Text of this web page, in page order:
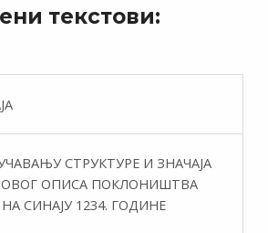
текстови:
СТРУКТУРЕ И ЗНАЧАЈА
ОПИСА ПОКЛОНИШТВА
СИНАЈУ 1234. ГОДИНЕ